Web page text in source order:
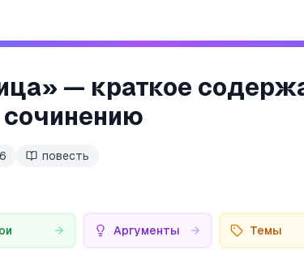
» — краткое
повесть
Аргументы Темы